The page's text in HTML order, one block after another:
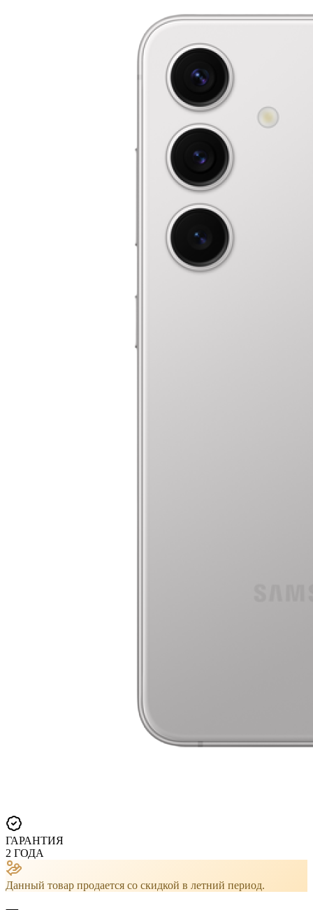
ГАРАНТИЯ
2 ГОДА
Данный товар продается со скидкой в ​​летний период.